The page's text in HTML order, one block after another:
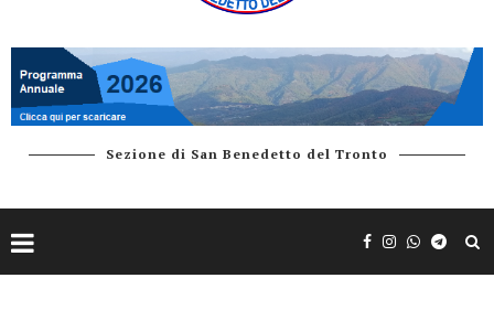
Sezione di San Benedetto del Tronto